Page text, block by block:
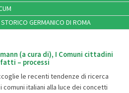
GERMANICO DI ROMA
(a cura di), I Comuni cittadini
– processi
le recenti tendenze di ricerca
comuni italiani alla luce dei concetti